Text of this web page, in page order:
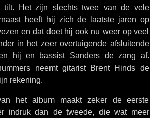
tilt. Het zijn slechts twee van de vele
heeft hij zich de laatste jaren op
en dat doet hij ook nu weer op veel
in het zeer overtuigende afsluitende
hij en bassist Sanders de zang af.
neemt gitarist Brent Hinds de
rekening.
het album maakt zeker de eerste
indruk dan de tweede, die wat meer